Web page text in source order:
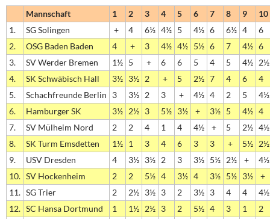
Mannschaft 1 2 3 4 5 6 7 8 9
10
1.
SG Solingen + 4 6½ 4½ 5 4½ 6 6½ 4
6
2.
OSG Baden Baden 4 + 3 4½ 4½ 5½ 6 7 4½ 6
3.
SV Werder Bremen 1½ 5 + 6 6 5 4 5 4½ 2½
4.
SK Schwäbisch Hall 3½ 3½ 2 + 5 2½ 7 4 6
4
5.
Schachfreunde Berlin 3 3½ 2 3 + 4½ 4 2 5
4½
6.
Hamburger SK 3½ 2½ 3 5½ 3½ + 3½ 5 4½ 4
7.
SV Mülheim Nord 2 2 4 1 4 4½ + 5 2½ 4½
8.
SK Turm Emsdetten 1½ 1 3 4 6 3 3 + 5½ 2½
9.
USV Dresden 4 3½ 3½ 2 3 3½ 5½ 2½ +
4½
10. SV Hockenheim 2 2 5½ 4 3½ 4 3½ 5½ 3½
+
11. SG Trier 2 2½ 3½ 3 2 3½ 3 4 4
4½
12. SC Hansa Dortmund 1 1½ 2½ 3 2 5½ 4 3 1
2